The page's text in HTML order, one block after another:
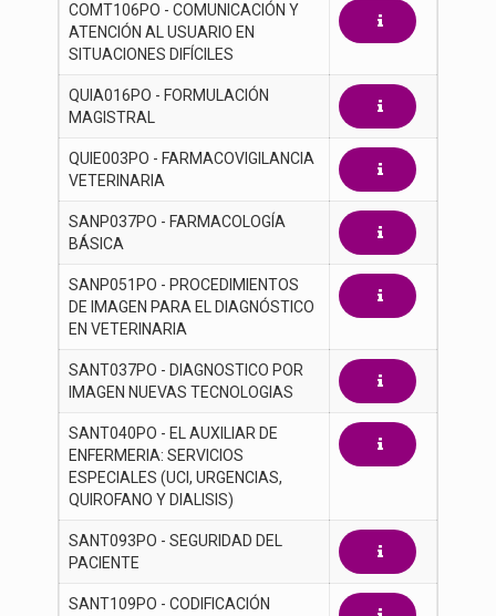
COMT106PO - COMUNICACIÓN Y
ATENCIÓN AL USUARIO EN
SITUACIONES DIFÍCILES
QUIA016PO - FORMULACIÓN
MAGISTRAL
QUIE003PO - FARMACOVIGILANCIA
VETERINARIA
SANP037PO - FARMACOLOGÍA
BÁSICA
SANP051PO - PROCEDIMIENTOS
DE IMAGEN PARA EL DIAGNÓSTICO
EN VETERINARIA
SANT037PO - DIAGNOSTICO POR
IMAGEN NUEVAS TECNOLOGIAS
SANT040PO - EL AUXILIAR DE
ENFERMERIA: SERVICIOS
ESPECIALES (UCI, URGENCIAS,
QUIROFANO Y DIALISIS)
SANT093PO - SEGURIDAD DEL
PACIENTE
SANT109PO - CODIFICACIÓN